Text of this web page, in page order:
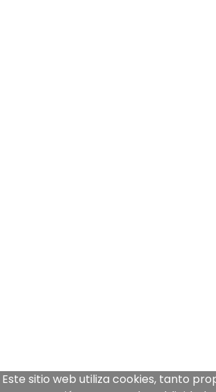
Este sitio web utiliza cookies, tanto